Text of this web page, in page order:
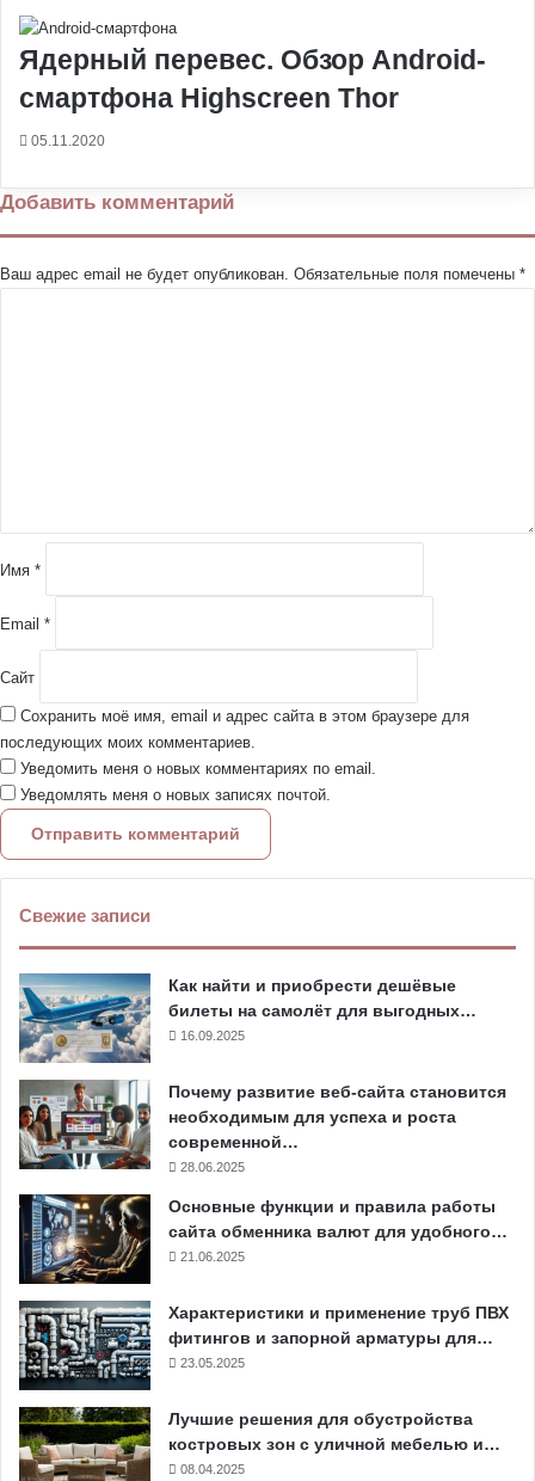
Ядерный перевес. Обзор Android-
смартфона Highscreen Thor
05.11.2020
Добавить комментарий
Ваш адрес email не будет опубликован. Обязательные поля помечены *
и
йИмя *
Email *
Сайт
Сохранить моё имя, email и адрес сайта в этом браузере для
последующих моих комментариев.
Уведомить меня о новых комментариях по email.
Уведомлять меня о новых записях почтой.
Свежие записи
Как найти и приобрести дешёвые
билеты на самолёт для выгодных…
16.09.2025
Почему развитие веб-сайта становится
необходимым для успеха и роста
современной…
28.06.2025
Основные функции и правила работы
сайта обменника валют для удобного…
21.06.2025
Характеристики и применение труб ПВХ
фитингов и запорной арматуры для…
23.05.2025
Лучшие решения для обустройства
костровых зон с уличной мебелью и…
08.04.2025